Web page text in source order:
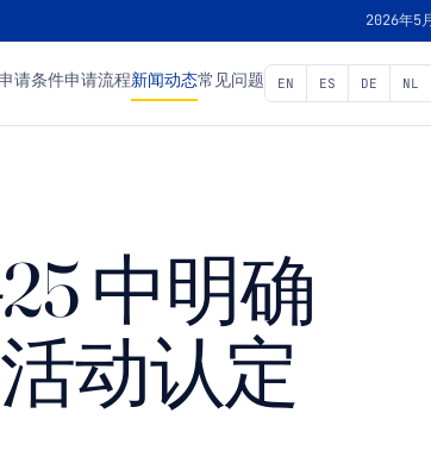
2026年5
请条件申请流程新闻动态常见问题 EN ES DE NL
中明确
动认定